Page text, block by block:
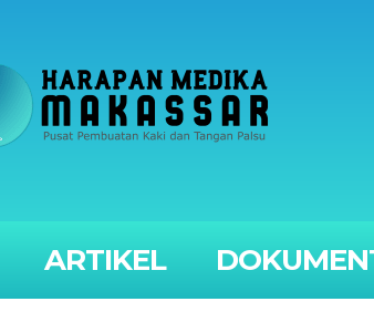
ARTIKEL